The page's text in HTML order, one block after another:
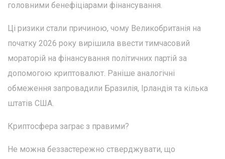
головними бенефіціарами фінансування.
Ці ризики стали причиною, чому Великобританія на
початку 2026 року вирішила ввести тимчасовий
мораторій на фінансування політичних партій за
допомогою криптовалют. Раніше аналогічні
обмеження запровадили Бразилія, Ірландія та кілька
штатів США.
Криптосфера заграє з правими?
Не можна беззастережно стверджувати, що